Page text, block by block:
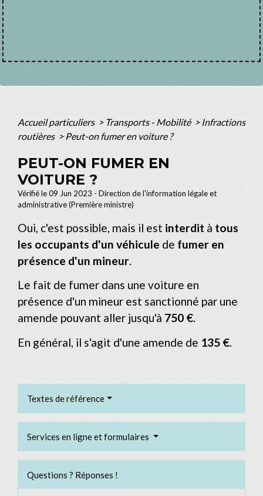
Accueil particuliers > Transports - Mobilité > Infractions
routières > Peut-on fumer en voiture ?
PEUT-ON FUMER EN
VOITURE ?
Vérifié le 09 Jun 2023 - Direction de l'information légale et
administrative (Première ministre)
Oui, c'est possible, mais il est interdit à tous
les occupants d'un véhicule de fumer en
présence d'un mineur.
Le fait de fumer dans une voiture en
présence d'un mineur est sanctionné par une
amende pouvant aller jusqu'à 750 €.
En général, il s'agit d'une amende de 135 €
Textes de référence
Services en ligne et formulaires
Questions ? Réponses !